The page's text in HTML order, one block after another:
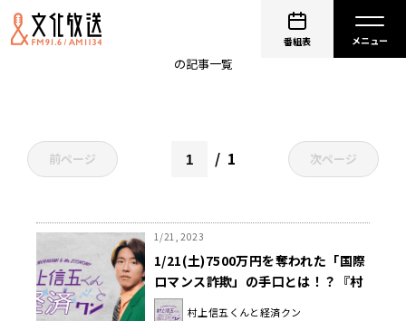
番組表
の記事一覧
前ページ 1 次ページ
1/21, 2023
1/21(土)7500万円を奪われた「国際
ロマンス詐欺」の手口とは！？『村
上信五くんと経済クン』
村上信五くんと経済クン